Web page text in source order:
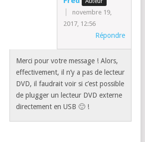
novembre 19,
2017, 12:56
Répondre
Merci pour votre message ! Alors,
effectivement, il n’y a pas de lecteur
DVD, il faudrait voir si c’est possible
de plugger un lecteur DVD externe
directement en USB 🙂 !